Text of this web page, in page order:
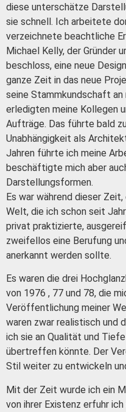
diese unterschätze
sie schnell. Ich arbeitete
verzeichnete beachtliche
Michael Kelly, der Gründer
beschloss, eine neue
ganze Zeit in das neue
seine Stammkundschaft an
erledigten meine Kollegen
Aufträge. Das führte bald
Unabhängigkeit als
Jahren führte ich meine
beschäftigte mich aber
Darstellungsformen.
Es war während dieser
Welt, die ich schon seit
privat praktizierte,
zweifellos eine Berufung
anerkannt werden sollte.
Es waren die drei
von 1976 , 77 und 78, die
Veröffentlichung meiner
waren zwar realistisch und
ich sie an Qualität und
übertreffen könnte. Der
Stil weiter zu entwickeln
Mit der Zeit wurde ich ein
von ihrer Existenz erfuhr